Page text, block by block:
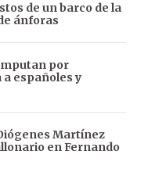
de un barco de la
ánforas
por
españoles y
Martínez
en Fernando